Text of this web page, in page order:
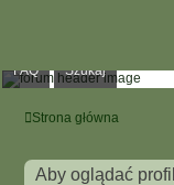
FAQ Szukaj
Strona główna
Aby oglądać